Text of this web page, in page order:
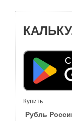
Купить